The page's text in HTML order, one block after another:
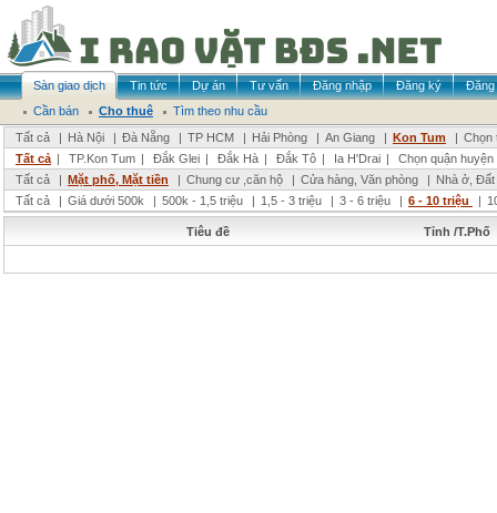
Sàn giao dịch Tin tức Dự án Tư vấn Đăng nhập Đăng ký
Đăng
Cần bán
Cho thuê
Tìm theo nhu cầu
Tất cả
| Hà Nội | Đà Nẵng | TP HCM | Hải Phòng | An Giang | Kon Tum | Chọn
Tất cả | TP.Kon Tum | Đắk Glei | Đắk Hà | Đắk Tô | Ia H'Drai |
Chọn quận huyện
Tất cả
| Mặt phố, Mặt tiền | Chung cư ,căn hộ | Cửa hàng, Văn phòng | Nhà ở,
Tất cả
| Giá dưới 500k | 500k - 1,5 triệu | 1,5 - 3 triệu | 3 - 6 triệu | 6 - 10 triệu |
Tiêu đề Tỉnh /T.Phố